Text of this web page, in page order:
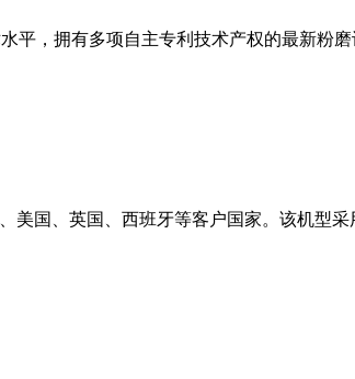
平，拥有多项自主专利技术产权的最新粉
美国、英国、西班牙等客户国家。该机型